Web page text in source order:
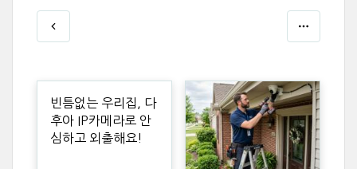
빈틈없는 우리집, 다
후아 IP카메라로 안
심하고 외출해요!